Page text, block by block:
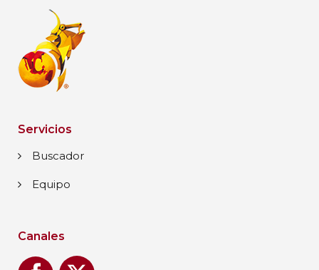
Servicios
Buscador
Equipo
Canales